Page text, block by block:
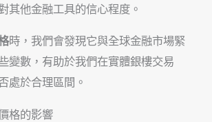
其他金融工具的信心程度。
時，我們會發現它與全球金融市場緊
變數，有助於我們在實體銀樓交易
處於合理區間。
格的影響